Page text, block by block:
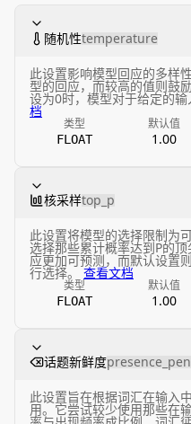
随机性temperature
此设置影响模型回应的多样
型的回应，而较高的值则鼓
设为0时，模型对于给定的输
档
类型
FLOAT
默认值
1.00
核采样top_p
此设置将模型的选择限制为
选择那些累计概率达到P的
应更加可预测，而默认设置
行选择。 查看文档
类型
FLOAT
默认值
1.00
话题新鲜度
此设置旨在根据词汇在输入
用。它尝试较少使用那些在